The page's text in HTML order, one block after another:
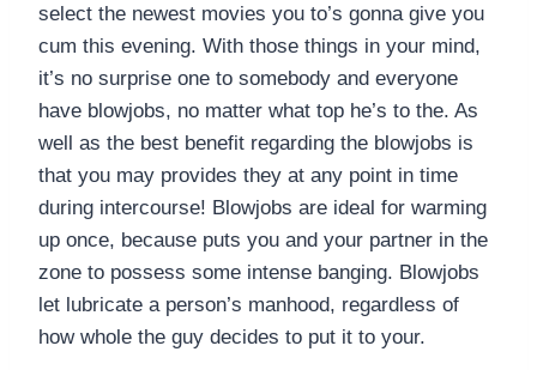
select the newest movies you to’s gonna give you
cum this evening. With those things in your mind,
it’s no surprise one to somebody and everyone
have blowjobs, no matter what top he’s to the. As
well as the best benefit regarding the blowjobs is
that you may provides they at any point in time
during intercourse! Blowjobs are ideal for warming
up once, because puts you and your partner in the
zone to possess some intense banging. Blowjobs
let lubricate a person’s manhood, regardless of
how whole the guy decides to put it to your.